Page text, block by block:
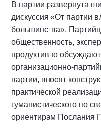
В партии развернута
дискуссия «От партии
большинства».
общественность,
продуктивно
организационно-
партии, вносят
практической
гуманистического по
ориентирам Послания